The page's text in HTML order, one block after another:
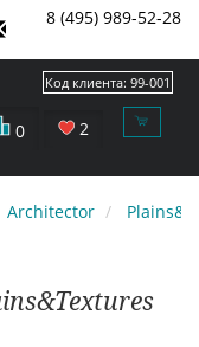
8 (495) 989-52-28
0 2
Код клиента: 99-001
Architector